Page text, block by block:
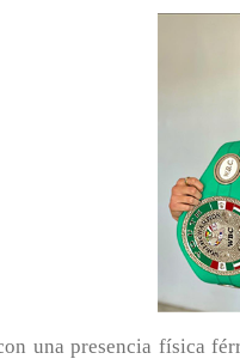
una presencia física